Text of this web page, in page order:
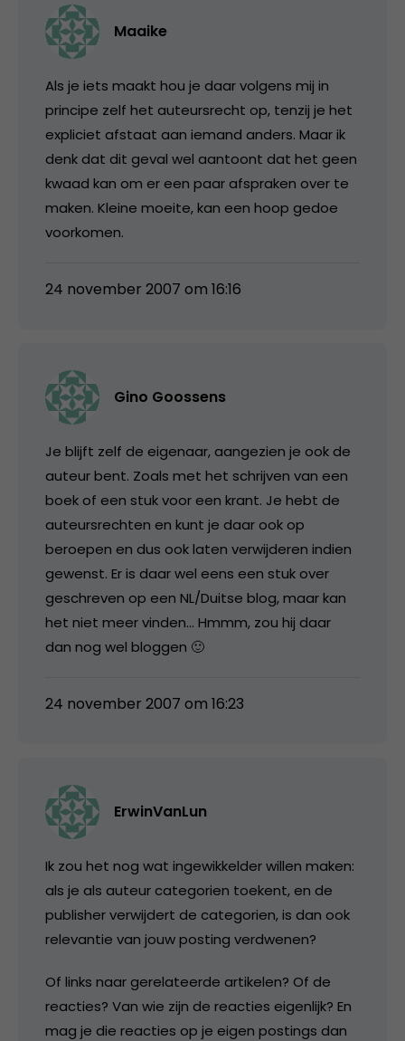
Maaike
Als je iets maakt hou je daar volgens mij in
principe zelf het auteursrecht op, tenzij je het
expliciet afstaat aan iemand anders. Maar ik
denk dat dit geval wel aantoont dat het geen
kwaad kan om er een paar afspraken over te
maken. Kleine moeite, kan een hoop gedoe
voorkomen.
24 november 2007 om 16:16
Gino Goossens
Je blijft zelf de eigenaar, aangezien je ook de
auteur bent. Zoals met het schrijven van een
boek of een stuk voor een krant. Je hebt de
auteursrechten en kunt je daar ook op
beroepen en dus ook laten verwijderen indien
gewenst. Er is daar wel eens een stuk over
geschreven op een NL/Duitse blog, maar kan
het niet meer vinden… Hmmm, zou hij daar
dan nog wel bloggen 🙂
24 november 2007 om 16:23
ErwinVanLun
Ik zou het nog wat ingewikkelder willen maken:
als je als auteur categorien toekent, en de
publisher verwijdert de categorien, is dan ook
relevantie van jouw posting verdwenen?
Of links naar gerelateerde artikelen? Of de
reacties? Van wie zijn de reacties eigenlijk? En
mag je die reacties op je eigen postings dan